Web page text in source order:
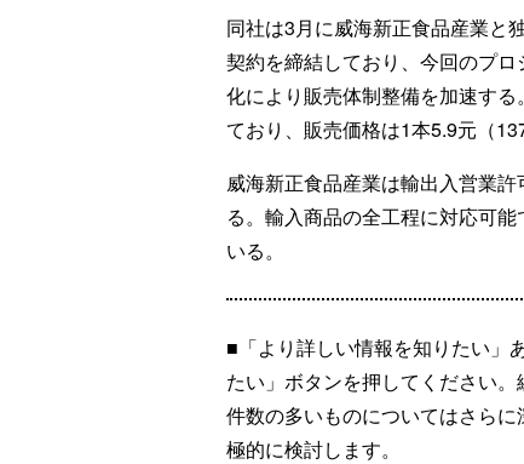
同社は3月に威海新正食品産業と
契約を締結しており、今回のプロ
化により販売体制整備を加速す
ており、販売価格は1本5.9元（
威海新正食品産業は輸出入営業
る。輸入商品の全工程に対応可
いる。
■「より詳しい情報を知りたい」
たい」ボタンを押してください。
件数の多いものについてはさら
極的に検討します。